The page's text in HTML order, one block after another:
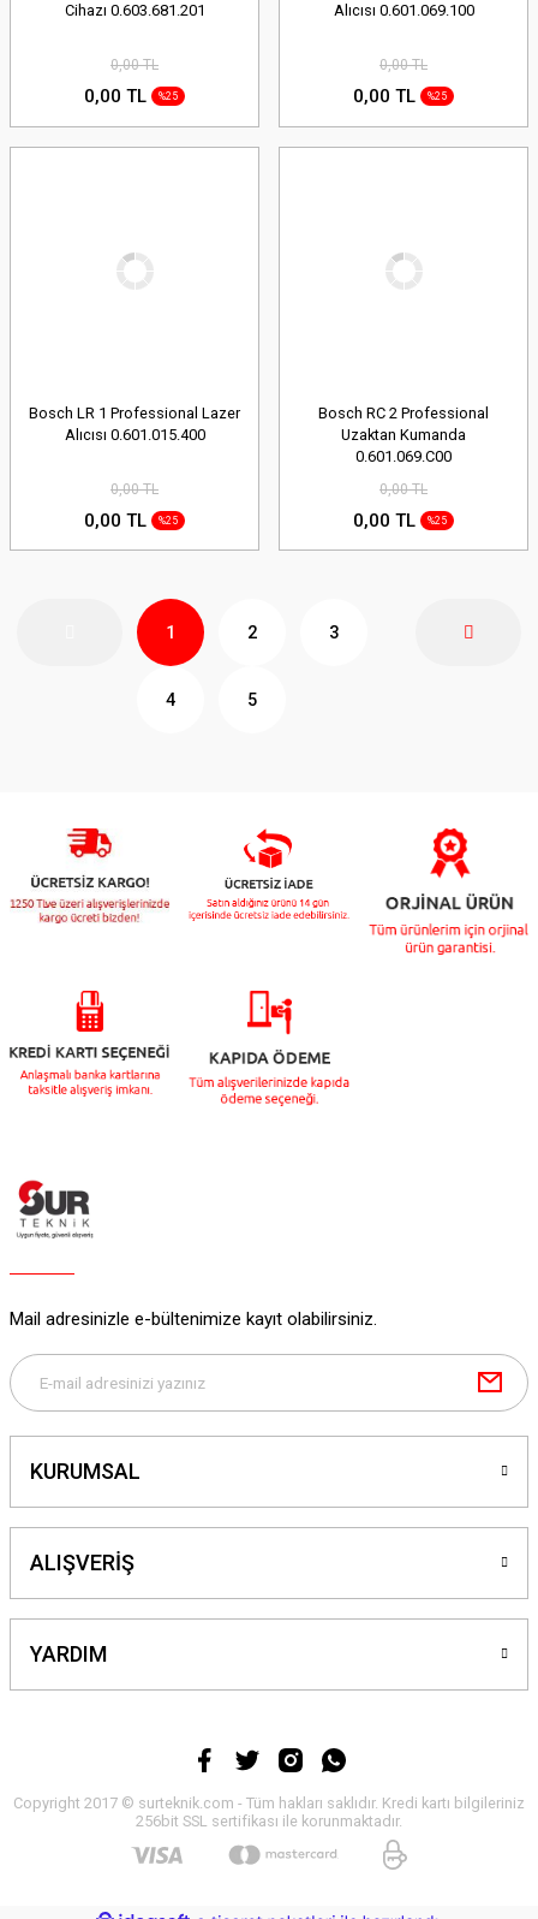
Cihazı 0.603.681.201
0,00 TL
0,00 TL %25
Alıcısı 0.601.069.100
0,00 TL
0,00 TL %25
Bosch LR 1 Professional Lazer
Alıcısı 0.601.015.400
0,00 TL
0,00 TL %25
Bosch RC 2 Professional
Uzaktan Kumanda
0.601.069.C00
0,00 TL
0,00 TL %25
1 2 3
4 5
Mail adresinizle e-bültenimize kayıt olabilirsiniz.
KURUMSAL
ALIŞVERİŞ
YARDIM
Copyright 2017 © surteknik.com - Tüm hakları saklıdır. Kredi kartı bilgileriniz
256bit SSL sertifikası ile korunmaktadır.